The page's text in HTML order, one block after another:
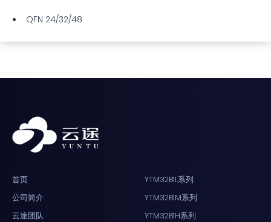
QFN 24/32/48
首页
公司简介
云途团队
YTM32B1L系列
YTM32B1M系列
YTM32B1H系列